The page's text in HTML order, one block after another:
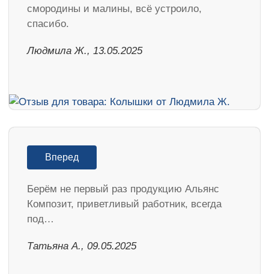
смородины и малины, всё устроило,
спасибо.
Людмила Ж., 13.05.2025
Вперед
Берём не первый раз продукцию Альянс
Композит, приветливый работник, всегда
под…
Татьяна А., 09.05.2025